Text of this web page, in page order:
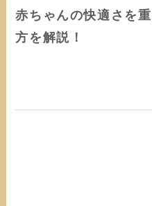
赤ちゃんの快適さを
方を解説！